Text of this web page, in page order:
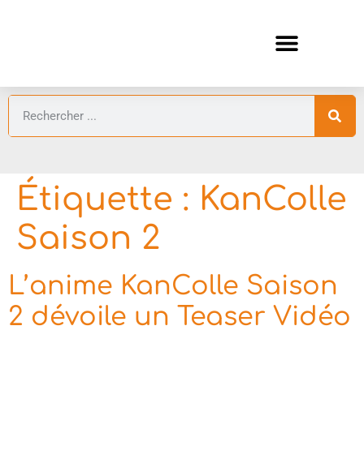
Étiquette : KanColle
Saison 2
L’anime KanColle Saison
2 dévoile un Teaser Vidéo